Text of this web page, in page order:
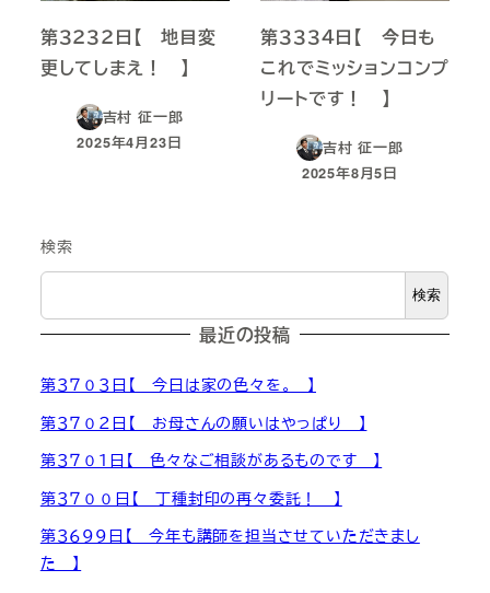
第３２３２日【 地目変
更してしまえ！ 】
吉村 征一郎
投稿日
2025年4月23日
第３３３４日【 今日も
これでミッションコンプ
リートです！ 】
吉村 征一郎
投稿日
2025年8月5日
検索
検索
最近の投稿
第３７０３日【 今日は家の色々を。 】
第３７０２日【 お母さんの願いはやっぱり 】
第３７０１日【 色々なご相談があるものです 】
第３７００日【 丁種封印の再々委託！ 】
第３６９９日【 今年も講師を担当させていただきまし
た 】